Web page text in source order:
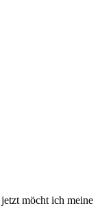
möcht ich meine